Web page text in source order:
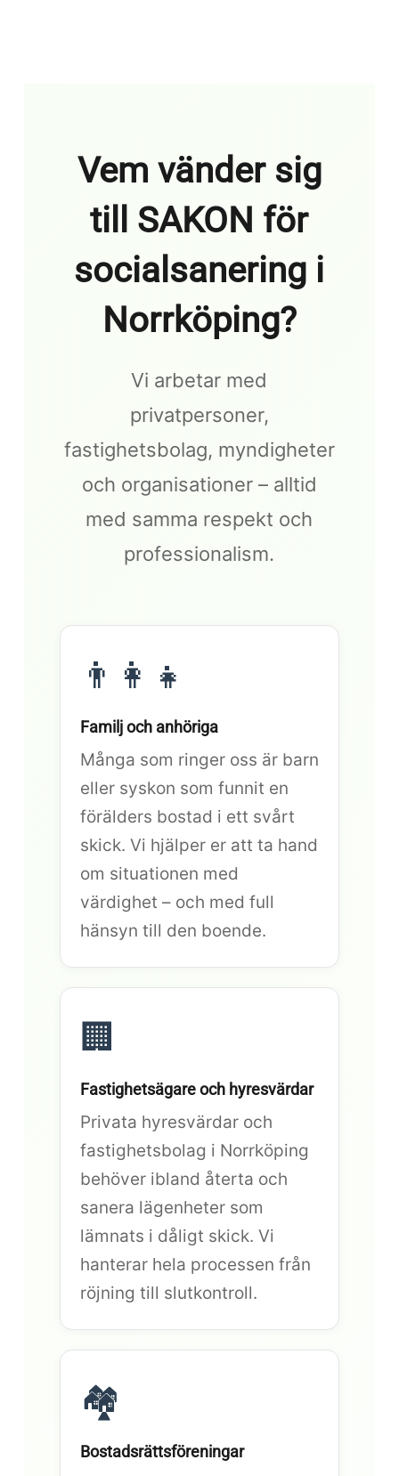
Vem vänder sig
till SAKON för
socialsanering i
Norrköping?
Vi arbetar med
privatpersoner,
fastighetsbolag, myndigheter
och organisationer – alltid
med samma respekt och
professionalism.
👨‍👩‍👧
Familj och anhöriga
Många som ringer oss är barn
eller syskon som funnit en
förälders bostad i ett svårt
skick. Vi hjälper er att ta hand
om situationen med
värdighet – och med full
hänsyn till den boende.
🏢
Fastighetsägare och hyresvärdar
Privata hyresvärdar och
fastighetsbolag i Norrköping
behöver ibland återta och
sanera lägenheter som
lämnats i dåligt skick. Vi
hanterar hela processen från
röjning till slutkontroll.
🏘️
Bostadsrättsföreningar